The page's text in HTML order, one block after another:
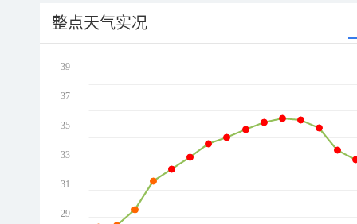
整点天气实况
39
37
35
33
31
29